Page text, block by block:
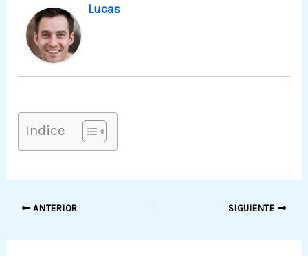
Lucas
Indice
ANTERIOR SIGUIENTE